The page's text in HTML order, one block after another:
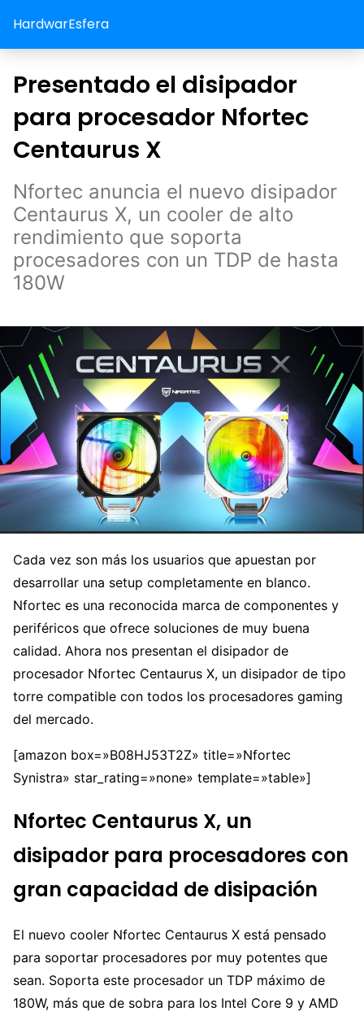
HardwarEsfera
Presentado el disipador
para procesador Nfortec
Centaurus X
Nfortec anuncia el nuevo disipador
Centaurus X, un cooler de alto
rendimiento que soporta
procesadores con un TDP de hasta
180W
Cada vez son más los usuarios que apuestan por
desarrollar una setup completamente en blanco.
Nfortec es una reconocida marca de componentes y
periféricos que ofrece soluciones de muy buena
calidad. Ahora nos presentan el disipador de
procesador Nfortec Centaurus X, un disipador de tipo
torre compatible con todos los procesadores gaming
del mercado.
[amazon box=»B08HJ53T2Z» title=»Nfortec
Synistra» star_rating=»none» template=»table»]
Nfortec Centaurus X, un
disipador para procesadores con
gran capacidad de disipación
El nuevo cooler Nfortec Centaurus X está pensado
para soportar procesadores por muy potentes que
sean. Soporta este procesador un TDP máximo de
180W, más que de sobra para los Intel Core 9 y AMD